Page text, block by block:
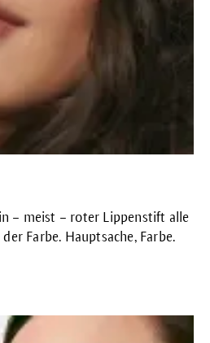
– meist – roter Lippenstift alle
Farbe. Hauptsache, Farbe.